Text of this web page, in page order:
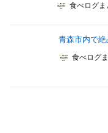
食べログ
青森市内で
食べログ